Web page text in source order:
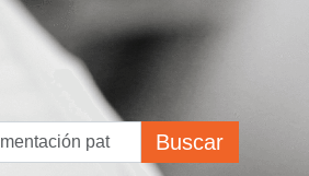
Buscar